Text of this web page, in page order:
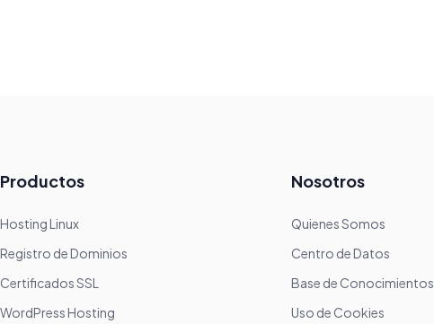
Productos
Hosting Linux
Registro de Dominios
Certificados SSL
WordPress Hosting
Nosotros
Quienes Somos
Centro de Datos
Base de Conocimientos
Uso de Cookies